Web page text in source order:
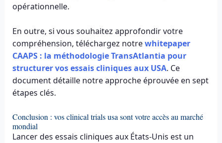
opérationnelle.
En outre, si vous souhaitez approfondir votre
compréhension, téléchargez notrewhitepaper
CAAPS : la méthodologie TransAtlantia pour
structurer vos essais cliniques aux USA. Ce
document détaille notre approche éprouvée en sept
étapes clés.
Conclusion : vos clinical trials usa sont votre accès au marché
mondial
Lancer des essais cliniques aux États-Unis est un